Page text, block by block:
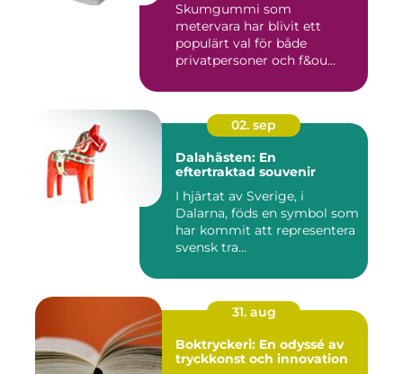
Skumgummi som
metervara har blivit ett
populärt val för både
privatpersoner och f&ou...
02. sep
Dalahästen: En
eftertraktad souvenir
I hjärtat av Sverige, i
Dalarna, föds en symbol som
har kommit att representera
svensk tra...
31. aug
Boktryckeri: En odyssé av
tryckkonst och innovation